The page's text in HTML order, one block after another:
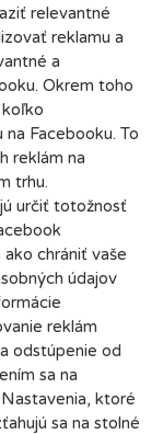
relevantné
reklamu a
a
Okrem toho
Facebooku. To
reklám na
trhu.
určiť totožnosť
chrániť vaše
údajov
reklám
odstúpenie od
sa na
ktoré
sa na stolné